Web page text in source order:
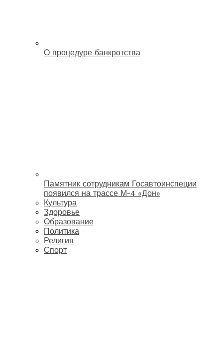
О процедуре банкротства
Памятник сотрудникам Госавтоинспеции
появился на трассе М-4 «Дон»
Культура
Здоровье
Образование
Политика
Религия
Спорт